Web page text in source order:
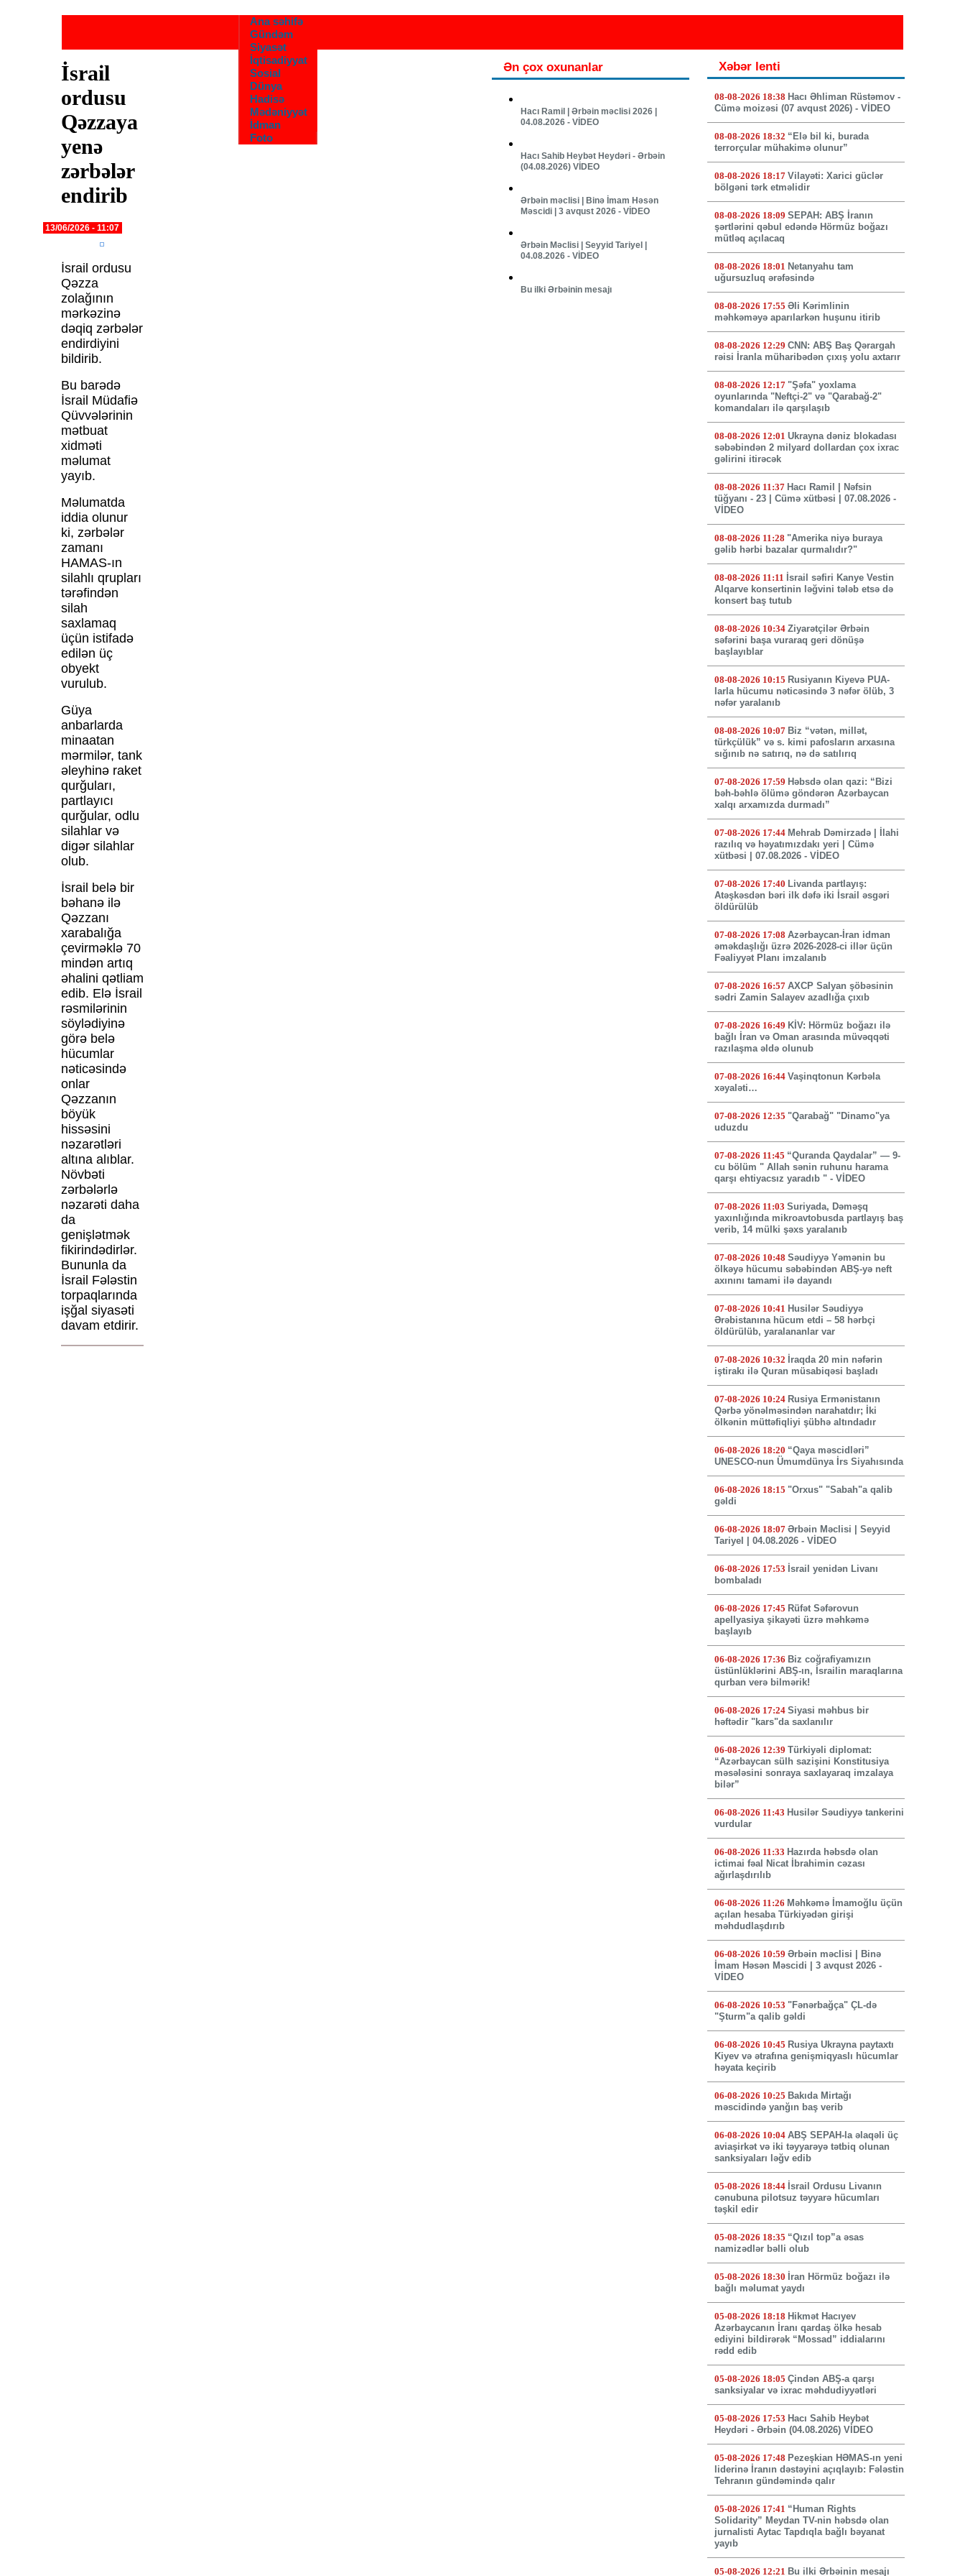
Ana səhifə
Gündəm
Siyasət
İqtisadiyyat
Sosial
Dünya
Hadisə
Mədəniyyət
İdman
Foto
İsrail
ordusu
Qəzzaya
yenə
zərbələr
endirib
13/06/2026 - 11:07
İsrail ordusu
Qəzza
zolağının
mərkəzinə
dəqiq zərbələr
endirdiyini
bildirib.
Bu barədə
İsrail Müdafiə
Qüvvələrinin
mətbuat
xidməti
məlumat
yayıb.
Məlumatda
iddia olunur
ki, zərbələr
zamanı
HAMAS-ın
silahlı qrupları
tərəfindən
silah
saxlamaq
üçün istifadə
edilən üç
obyekt
vurulub.
Güya
anbarlarda
minaatan
mərmilər, tank
əleyhinə raket
qurğuları,
partlayıcı
qurğular, odlu
silahlar və
digər silahlar
olub.
İsrail belə bir
bəhanə ilə
Qəzzanı
xarabalığa
çevirməklə 70
mindən artıq
əhalini qətliam
edib. Elə İsrail
rəsmilərinin
söylədiyinə
görə belə
hücumlar
nəticəsində
onlar
Qəzzanın
böyük
hissəsini
nəzarətləri
altına alıblar.
Növbəti
zərbələrlə
nəzarəti daha
da
genişlətmək
fikirindədirlər.
Bununla da
İsrail Fələstin
torpaqlarında
işğal siyasəti
davam etdirir.
Ən çox oxunanlar
Hacı Ramil | Ərbəin məclisi 2026 |
04.08.2026 - VİDEO
Hacı Sahib Heybət Heydəri - Ərbəin
(04.08.2026) VİDEO
Ərbəin məclisi | Binə İmam Həsən
Məscidi | 3 avqust 2026 - VİDEO
Ərbəin Məclisi | Seyyid Tariyel |
04.08.2026 - VİDEO
Bu ilki Ərbəinin mesajı
Xəbər lenti
08-08-2026 18:38 Hacı Əhliman Rüstəmov -
Cümə moizəsi (07 avqust 2026) - VİDEO
08-08-2026 18:32 “Elə bil ki, burada
terrorçular mühakimə olunur”
08-08-2026 18:17 Vilayəti: Xarici güclər
bölgəni tərk etməlidir
08-08-2026 18:09 SEPAH: ABŞ İranın
şərtlərini qəbul edəndə Hörmüz boğazı
mütləq açılacaq
08-08-2026 18:01 Netanyahu tam
uğursuzluq ərəfəsində
08-08-2026 17:55 Əli Kərimlinin
məhkəməyə aparılarkən huşunu itirib
08-08-2026 12:29 CNN: ABŞ Baş Qərargah
rəisi İranla müharibədən çıxış yolu axtarır
08-08-2026 12:17 "Şəfa" yoxlama
oyunlarında "Neftçi-2" və "Qarabağ-2"
komandaları ilə qarşılaşıb
08-08-2026 12:01 Ukrayna dəniz blokadası
səbəbindən 2 milyard dollardan çox ixrac
gəlirini itirəcək
08-08-2026 11:37 Hacı Ramil | Nəfsin
tüğyanı - 23 | Cümə xütbəsi | 07.08.2026 -
VİDEO
08-08-2026 11:28 "Amerika niyə buraya
gəlib hərbi bazalar qurmalıdır?"
08-08-2026 11:11 İsrail səfiri Kanye Vestin
Alqarve konsertinin ləğvini tələb etsə də
konsert baş tutub
08-08-2026 10:34 Ziyarətçilər Ərbəin
səfərini başa vuraraq geri dönüşə
başlayıblar
08-08-2026 10:15 Rusiyanın Kiyevə PUA-
larla hücumu nəticəsində 3 nəfər ölüb, 3
nəfər yaralanıb
08-08-2026 10:07 Biz “vətən, millət,
türkçülük” və s. kimi pafosların arxasına
sığınıb nə satırıq, nə də satılırıq
07-08-2026 17:59 Həbsdə olan qazi: “Bizi
bəh-bəhlə ölümə göndərən Azərbaycan
xalqı arxamızda durmadı”
07-08-2026 17:44 Mehrab Dəmirzadə | İlahi
razılıq və həyatımızdakı yeri | Cümə
xütbəsi | 07.08.2026 - VİDEO
07-08-2026 17:40 Livanda partlayış:
Atəşkəsdən bəri ilk dəfə iki İsrail əsgəri
öldürülüb
07-08-2026 17:08 Azərbaycan-İran idman
əməkdaşlığı üzrə 2026-2028-ci illər üçün
Fəaliyyət Planı imzalanıb
07-08-2026 16:57 AXCP Salyan şöbəsinin
sədri Zamin Salayev azadlığa çıxıb
07-08-2026 16:49 KİV: Hörmüz boğazı ilə
bağlı İran və Oman arasında müvəqqəti
razılaşma əldə olunub
07-08-2026 16:44 Vaşinqtonun Kərbəla
xəyaləti…
07-08-2026 12:35 "Qarabağ" "Dinamo"ya
uduzdu
07-08-2026 11:45 “Quranda Qaydalar” — 9-
cu bölüm " Allah sənin ruhunu harama
qarşı ehtiyacsız yaradıb " - VİDEO
07-08-2026 11:03 Suriyada, Dəməşq
yaxınlığında mikroavtobusda partlayış baş
verib, 14 mülki şəxs yaralanıb
07-08-2026 10:48 Səudiyyə Yəmənin bu
ölkəyə hücumu səbəbindən ABŞ-yə neft
axınını tamami ilə dayandı
07-08-2026 10:41 Husilər Səudiyyə
Ərəbistanına hücum etdi – 58 hərbçi
öldürülüb, yaralananlar var
07-08-2026 10:32 İraqda 20 min nəfərin
iştirakı ilə Quran müsabiqəsi başladı
07-08-2026 10:24 Rusiya Ermənistanın
Qərbə yönəlməsindən narahatdır; İki
ölkənin müttəfiqliyi şübhə altındadır
06-08-2026 18:20 “Qaya məscidləri”
UNESCO-nun Ümumdünya İrs Siyahısında
06-08-2026 18:15 "Orxus" "Sabah"a qalib
gəldi
06-08-2026 18:07 Ərbəin Məclisi | Seyyid
Tariyel | 04.08.2026 - VİDEO
06-08-2026 17:53 İsrail yenidən Livanı
bombaladı
06-08-2026 17:45 Rüfət Səfərovun
apellyasiya şikayəti üzrə məhkəmə
başlayıb
06-08-2026 17:36 Biz coğrafiyamızın
üstünlüklərini ABŞ-ın, İsrailin maraqlarına
qurban verə bilmərik!
06-08-2026 17:24 Siyasi məhbus bir
həftədir "kars"da saxlanılır
06-08-2026 12:39 Türkiyəli diplomat:
“Azərbaycan sülh sazişini Konstitusiya
məsələsini sonraya saxlayaraq imzalaya
bilər”
06-08-2026 11:43 Husilər Səudiyyə tankerini
vurdular
06-08-2026 11:33 Hazırda həbsdə olan
ictimai fəal Nicat İbrahimin cəzası
ağırlaşdırılıb
06-08-2026 11:26 Məhkəmə İmamoğlu üçün
açılan hesaba Türkiyədən girişi
məhdudlaşdırıb
06-08-2026 10:59 Ərbəin məclisi | Binə
İmam Həsən Məscidi | 3 avqust 2026 -
VİDEO
06-08-2026 10:53 "Fənərbağça" ÇL-də
"Şturm"a qalib gəldi
06-08-2026 10:45 Rusiya Ukrayna paytaxtı
Kiyev və ətrafına genişmiqyaslı hücumlar
həyata keçirib
06-08-2026 10:25 Bakıda Mirtağı
məscidində yanğın baş verib
06-08-2026 10:04 ABŞ SEPAH-la əlaqəli üç
aviaşirkət və iki təyyarəyə tətbiq olunan
sanksiyaları ləğv edib
05-08-2026 18:44 İsrail Ordusu Livanın
cənubuna pilotsuz təyyarə hücumları
təşkil edir
05-08-2026 18:35 “Qızıl top”a əsas
namizədlər bəlli olub
05-08-2026 18:30 İran Hörmüz boğazı ilə
bağlı məlumat yaydı
05-08-2026 18:18 Hikmət Hacıyev
Azərbaycanın İranı qardaş ölkə hesab
ediyini bildirərək “Mossad” iddialarını
rədd edib
05-08-2026 18:05 Çindən ABŞ-a qarşı
sanksiyalar və ixrac məhdudiyyətləri
05-08-2026 17:53 Hacı Sahib Heybət
Heydəri - Ərbəin (04.08.2026) VİDEO
05-08-2026 17:48 Pezeşkian HƏMAS-ın yeni
liderinə İranın dəstəyini açıqlayıb: Fələstin
Tehranın gündəmində qalır
05-08-2026 17:41 “Human Rights
Solidarity” Meydan TV-nin həbsdə olan
jurnalisti Aytac Tapdıqla bağlı bəyanat
yayıb
05-08-2026 12:21 Bu ilki Ərbəinin mesajı